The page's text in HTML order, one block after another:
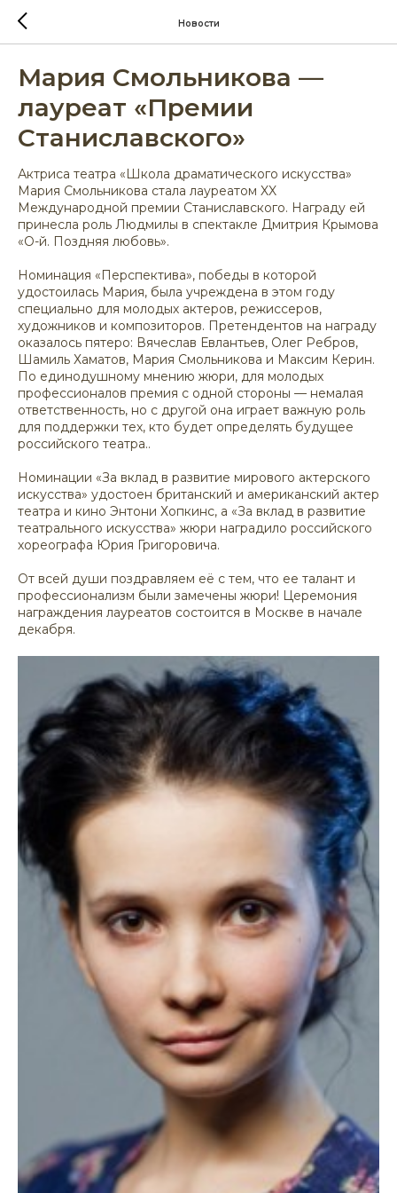
Новости
Мария Смольникова —
лауреат «Премии
Станиславского»
Актриса театра «Школа драматического искусства»
Мария Смольникова стала лауреатом XX
Международной премии Станиславского. Награду ей
принесла роль Людмилы в спектакле Дмитрия Крымова
«О-й. Поздняя любовь».
Номинация «Перспектива», победы в которой
удостоилась Мария, была учреждена в этом году
специально для молодых актеров, режиссеров,
художников и композиторов. Претендентов на награду
оказалось пятеро: Вячеслав Евлантьев, Олег Ребров,
Шамиль Хаматов, Мария Смольникова и Максим Керин.
По единодушному мнению жюри, для молодых
профессионалов премия с одной стороны — немалая
ответственность, но с другой она играет важную роль
для поддержки тех, кто будет определять будущее
российского театра..
Номинации «За вклад в развитие мирового актерского
искусства» удостоен британский и американский актер
театра и кино Энтони Хопкинс, а «За вклад в развитие
театрального искусства» жюри наградило российского
хореографа Юрия Григоровича.
От всей души поздравляем её с тем, что ее талант и
профессионализм были замечены жюри! Церемония
награждения лауреатов состоится в Москве в начале
декабря.